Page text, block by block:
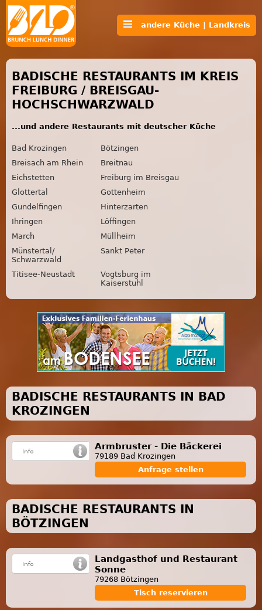
andere Küche | Landkreis
BADISCHE RESTAURANTS IM KREIS
FREIBURG / BREISGAU-
HOCHSCHWARZWALD
...und andere Restaurants mit deutscher Küche
Bad Krozingen
Bötzingen
Breisach am Rhein
Breitnau
Eichstetten
Freiburg im Breisgau
Glottertal
Gottenheim
Gundelfingen
Hinterzarten
Ihringen
Löffingen
March
Müllheim
Münstertal/
Schwarzwald
Sankt Peter
Titisee-Neustadt
Vogtsburg im
Kaiserstuhl
BADISCHE RESTAURANTS IN BAD
KROZINGEN
Armbruster - Die Bäckerei
79189 Bad Krozingen
Anfrage stellen
BADISCHE RESTAURANTS IN
BÖTZINGEN
Landgasthof und Restaurant
Sonne
79268 Bötzingen
Tisch reservieren